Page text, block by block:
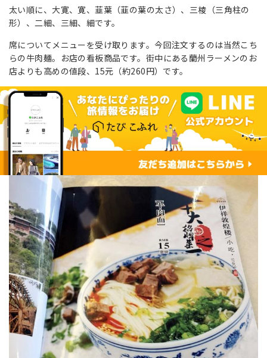
太い順に、大寛、寛、韮葉（韮の葉の太さ）、三棱（三角柱の
形）、二細、三細、細です。
席についてメニューを受け取ります。今回注文するのは当然こち
らの牛肉麺。お店の看板商品です。街中にある蘭州ラーメンのお
店よりも高めの値段、15元（約260円）です。